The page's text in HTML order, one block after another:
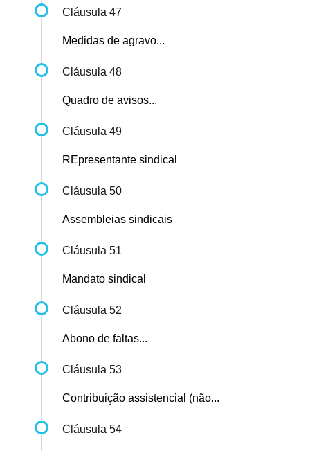
Cláusula 47
Medidas de agravo...
Cláusula 48
Quadro de avisos...
Cláusula 49
REpresentante sindical
Cláusula 50
Assembleias sindicais
Cláusula 51
Mandato sindical
Cláusula 52
Abono de faltas...
Cláusula 53
Contribuição assistencial (não...
Cláusula 54